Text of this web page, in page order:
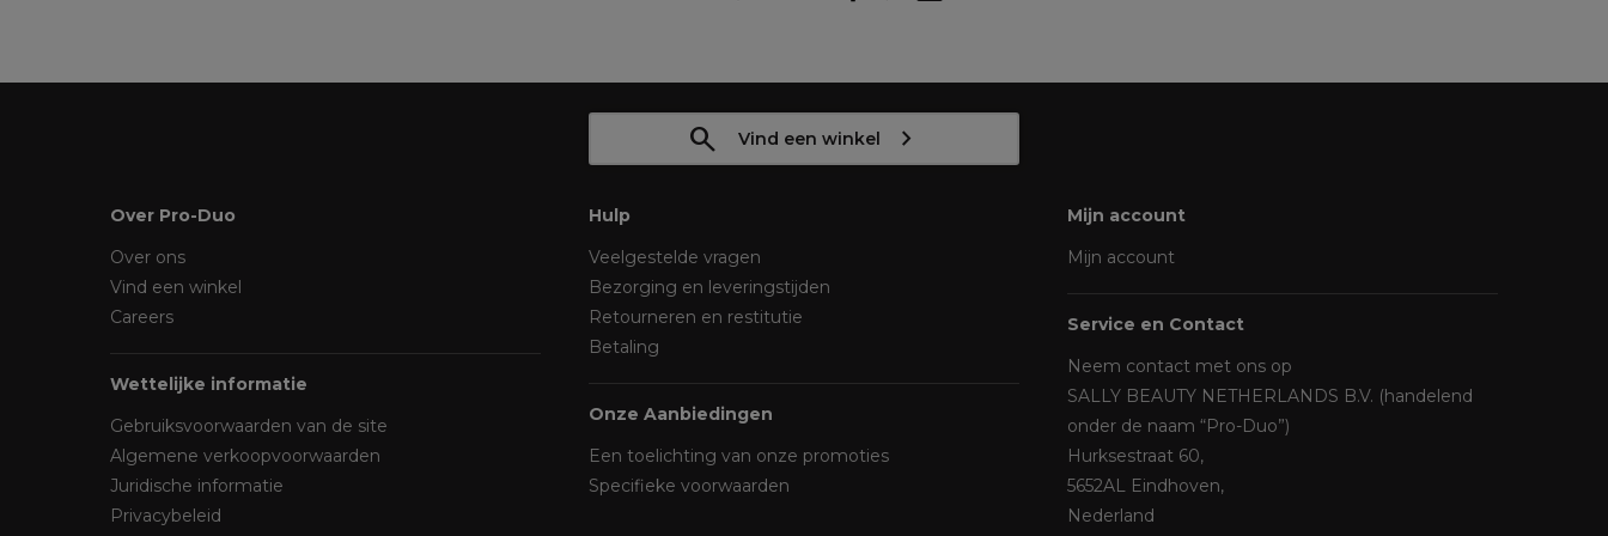
Vind een winkel
Over Pro-Duo
Over ons
Vind een winkel
Careers
Wettelijke informatie
Gebruiksvoorwaarden van de site
Algemene verkoopvoorwaarden
Juridische informatie
Privacybeleid
Hulp
Veelgestelde vragen
Bezorging en leveringstijden
Retourneren en restitutie
Betaling
Onze Aanbiedingen
Een toelichting van onze promoties
Specifieke voorwaarden
Mijn account
Mijn account
Service en Contact
Neem contact met ons op
SALLY BEAUTY NETHERLANDS B.V. (handelend
onder de naam “Pro-Duo”)
Hurksestraat 60,
5652AL Eindhoven,
Nederland